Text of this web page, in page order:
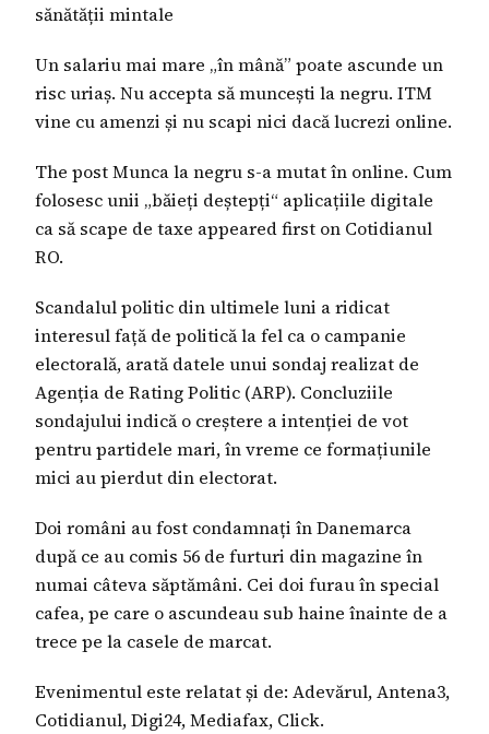
sănătății mintale
Un salariu mai mare „în mână” poate ascunde un
risc uriaș. Nu accepta să muncești la negru. ITM
vine cu amenzi și nu scapi nici dacă lucrezi online.
The post Munca la negru s-a mutat în online. Cum
folosesc unii „băieți deștepți“ aplicațiile digitale
ca să scape de taxe appeared first on Cotidianul
RO.
Scandalul politic din ultimele luni a ridicat
interesul față de politică la fel ca o campanie
electorală, arată datele unui sondaj realizat de
Agenția de Rating Politic (ARP). Concluziile
sondajului indică o creștere a intenției de vot
pentru partidele mari, în vreme ce formațiunile
mici au pierdut din electorat.
Doi români au fost condamnați în Danemarca
după ce au comis 56 de furturi din magazine în
numai câteva săptămâni. Cei doi furau în special
cafea, pe care o ascundeau sub haine înainte de a
trece pe la casele de marcat.
Evenimentul este relatat și de: Adevărul, Antena3,
Cotidianul, Digi24, Mediafax, Click.